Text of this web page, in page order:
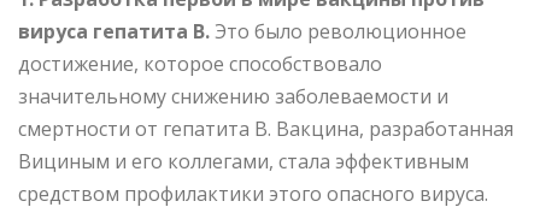
вируса гепатита В. Это было революционное
достижение, которое способствовало
значительному снижению заболеваемости и
смертности от гепатита В. Вакцина, разработанная
Вициным и его коллегами, стала эффективным
средством профилактики этого опасного вируса.